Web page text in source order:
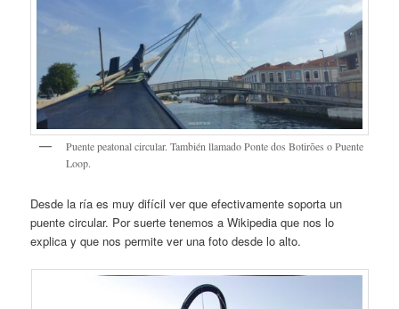
Puente peatonal circular. También llamado Ponte dos Botirões o Puente
Loop.
Desde la ría es muy difícil ver que efectivamente soporta un
puente circular. Por suerte tenemos a Wikipedia que nos lo
explica y que nos permite ver una foto desde lo alto.